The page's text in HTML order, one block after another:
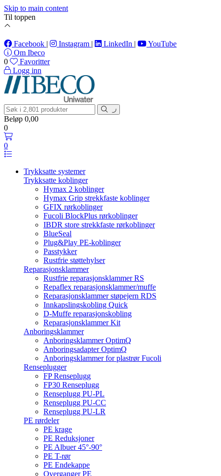
Skip to main content
Til toppen
Facebook | Instagram | LinkedIn |
YouTube
Om Ibeco
0
Favoritter
Logg inn
Beløp 0,00
0
0
Trykksatte systemer
Trykksatte koblinger
Hymax 2 koblinger
Hymax Grip strekkfaste koblinger
GFIX rørkoblinger
Fucoli BlockPlus rørkoblinger
IBDR store strekkfaste rørkoblinger
BlueSeal
Plug&Play PE-koblinger
Passtykker
Rustfrie støttehylser
Reparasjonsklammer
Rustfrie reparasjonsklammer RS
Repaflex reparasjonsklammer/muffe
Reparasjonsklammer støpejern RDS
Innkapslingskobling Quick
D-Muffe reparasjonskobling
Reparasjonsklammer Kit
Anboringsklammer
Anboringsklammer OptimQ
Anboringsadapter OptimQ
Anboringsklammer for plastrør Fucoli
Renseplugger
FP Renseplugg
FP30 Renseplugg
Renseplugg PU-PL
Renseplugg PU-CC
Renseplugg PU-LR
PE rørdeler
PE krage
PE Reduksjoner
PE Albuer 45°-90°
PE T-rør
PE Endekappe
Overganger PE